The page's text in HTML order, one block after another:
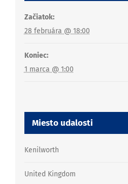
Začiatok:
28 februára @ 18:00
Koniec:
1 marca @ 1:00
Miesto udalosti
Kenilworth
United Kingdom